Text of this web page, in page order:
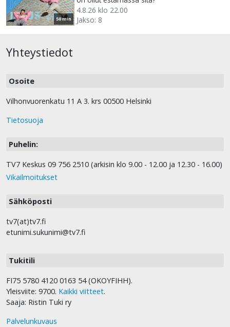
50 min
4.8.26 klo 22.00
Jakso: 8
Yhteystiedot
Osoite
Vilhonvuorenkatu 11 A 3. krs 00500 Helsinki
Tietosuoja
Puhelin:
TV7 Keskus 09 756 2510 (arkisin klo 9.00 - 12.00 ja 12.30 - 16.00)
Vikailmoitukset
Sähköposti
tv7(at)tv7.fi
etunimi.sukunimi@tv7.fi
Tukitili
FI75 5780 4120 0163 54 (OKOYFIHH).
Yleisviite: 9700. Kaikki viitteet.
Saaja: Ristin Tuki ry
Palvelunkuvaus